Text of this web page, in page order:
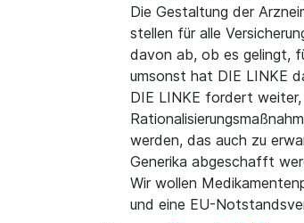
Die Gestaltung der
stellen für alle
davon ab, ob es gelingt,
umsonst hat DIE LINKE
DIE LINKE fordert
werden, das auch zu
Generika abgeschafft
Wir wollen
und eine EU-